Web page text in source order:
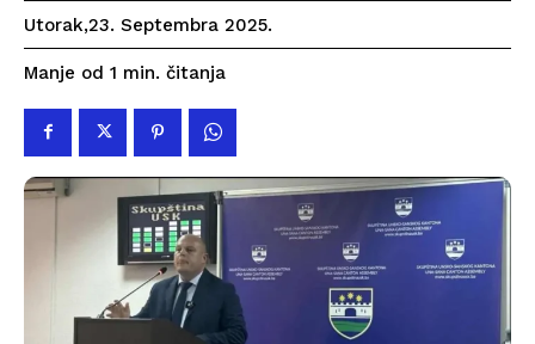
Utorak,23. Septembra 2025.
Manje od 1 min. čitanja